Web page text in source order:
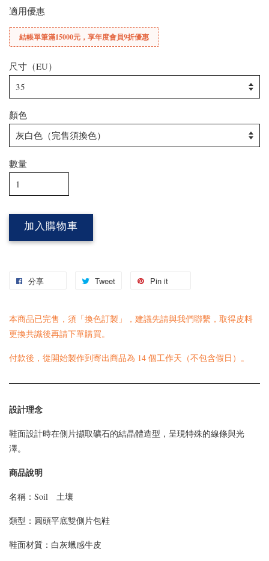
適用優惠
結帳單筆滿15000元，享年度會員9折優惠
尺寸（EU）
顏色
數量
加入購物車
分享 Tweet Pin it
本商品已完售，須「換色訂製」，建議先請與我們聯繫 ，取得皮料
更換共識後再請下單購買。
付款後，從開始製作到寄出商品為 14 個工作天（不包含假日）。
設計理念
鞋面設計時在側片擷取礦石的結晶體造型，呈現特殊的線條與光
澤。
商品說明
名稱：Soil 土壤
類型： 圓頭平底雙側片包鞋
鞋面材質： 白灰蠟感牛皮